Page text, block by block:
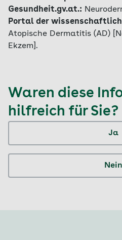
Gesundheit.gv.at.:
Portal der
Atopische Dermatitis (AD)
Ekzem].
Waren diese
hilfreich für Sie?
Ja
Nein